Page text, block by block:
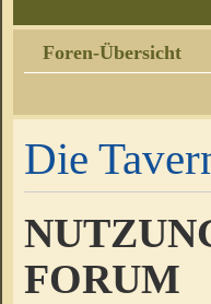
Foren-Übersicht
Die
FORUM